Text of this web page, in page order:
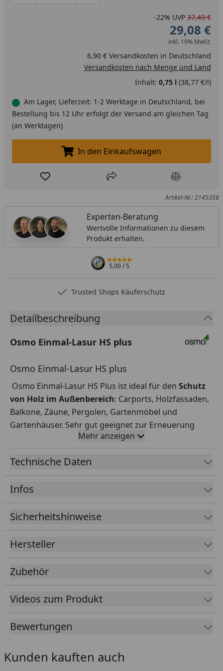
-22% UVP 37,49 €
29,08 €
inkl. 19% MwSt.
6,90 € Versandkosten in Deutschland
Versandkosten nach Menge und Land
Inhalt: 0,75 l (38,77 €/l)
Am Lager, Lieferzeit: 1-2 Werktage in Deutschland, bei
Bestellung bis 12 Uhr erfolgt der Versand am gleichen Tag
(an Werktagen)
In den Einkaufswagen legen
In den Einkaufswagen
Produkt zur Wunschliste hinzufügen
Teilen Produkt
Artikel-Nr.: 2145358
Experten-Beratung
Wertvolle Informationen zu diesem
Produkt erhalten.
5,00/ 5
Trusted Shops Käuferschutz
Detailbeschreibung
Osmo Einmal-Lasur HS plus
Osmo Einmal-Lasur HS plus
Osmo Einmal-Lasur HS Plus ist ideal für den Schutz
von Holz im Außenbereich: Carports, Holzfassaden,
Balkone, Zäune, Pergolen, Gartenmöbel und
Gartenhäuser. Sehr gut geeignet zur Erneuerung
alter offenporiger Lasuren.
Pinsel, Walze und Farbwanne!
Einmal-Lasur HS plus
Dekorativer, seidenmatter Holzschutz-Anstrich auf
Naturölbasis für Holz im Außenbereich.
Offenporig, lässt das Holz atmen, vermindert
Quellen und Schwinden.
Wasserabweisend, äußerst wetter- und UV-
beständig.
Reißt nicht, blättert nicht und schuppt nicht ab.
Ohne Abschleifen einfach überstreichen; eine
ansatzfrei verstreichbar. Trocknet beim
Mit nur einem sehr dünnen Anstrich erhält man
Mehr anzeigen
Technische Daten
Infos
Sicherheitshinweise
Hersteller
Zubehör
Videos zum Produkt
Bewertungen
Kunden kauften auch